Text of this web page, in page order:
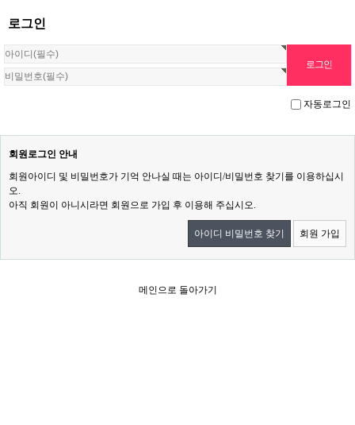
로그인
자동로그인
회원로그인 안내
회원아이디 및 비밀번호가 기억 안나실 때는 아이디/비밀번호 찾기를 이용하십시
오.
아직 회원이 아니시라면 회원으로 가입 후 이용해 주십시오.
아이디 비밀번호 찾기 회원 가입
메인으로 돌아가기